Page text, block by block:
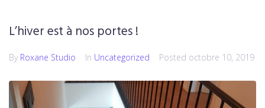
L’hiver est à nos portes !
By Roxane Studio In Uncategorized Posted octobre 10, 2019